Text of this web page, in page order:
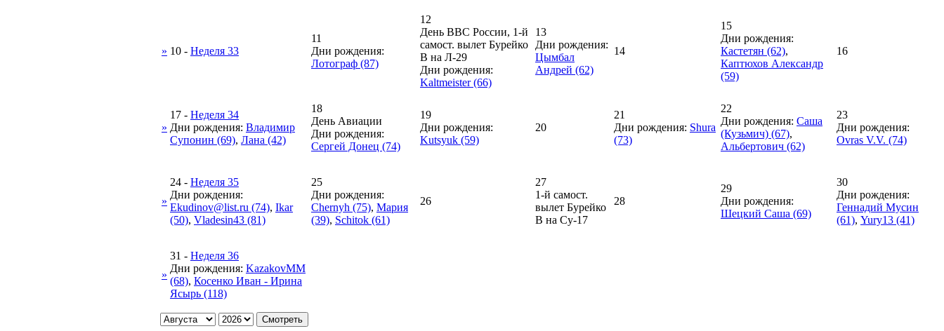
» 10 - Неделя 33
11
Дни рождения:
Лотограф (87)
12
День ВВС России, 1-й
самост. вылет Бурейко
В на Л-29
Дни рождения:
Kaltmeister (66)
13
Дни рождения:
Цымбал
Андрей (62)
14
15
Дни рождения:
Кастетян (62),
Каптюхов Александр
(59)
16
»
17 - Неделя 34
Дни рождения: Владимир
Супонин (69), Лана (42)
18
День Авиации
Дни рождения:
Сергей Донец (74)
19
Дни рождения:
Kutsyuk (59)
20
21
Дни рождения: Shura
(73)
22
Дни рождения: Саша
(Кузьмич) (67),
Альбертович (62)
23
Дни рождения:
Ovras V.V. (74)
»
24 - Неделя 35
Дни рождения:
Ekudinov@list.ru (74), Ikar
(50), Vladesin43 (81)
25
Дни рождения:
Chernyh (75), Мария
(39), Schitok (61)
26
27
1-й самост.
вылет Бурейко
В на Су-17
28
29
Дни рождения:
Шецкий Саша (69)
30
Дни рождения:
Геннадий Мусин
(61), Yury13 (41)
»
31 - Неделя 36
Дни рождения: KazakovMM
(68), Косенко Иван - Ирина
Ясырь (118)